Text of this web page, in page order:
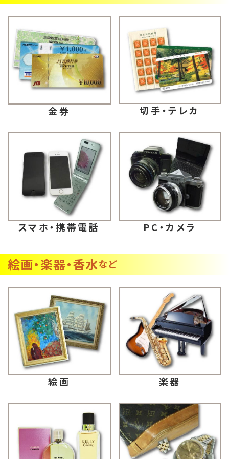
金券 切手・テレカ
スマホ・携帯電話 PC・カメラ
絵画・楽器・香水など
絵画 楽器